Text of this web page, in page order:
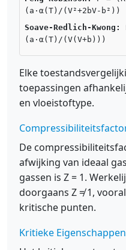
(a·α(T)/(V²+2bV-b²))
Soave-Redlich-Kwong:
(a·α(T)/(V(V+b)))
Elke
toepassingen
en vloeistoftype.
De
afwijking van ideaal
gassen is Z = 1.
doorgaans Z ≠ 1,
kritische punten.
Kritieke Eigenschappen